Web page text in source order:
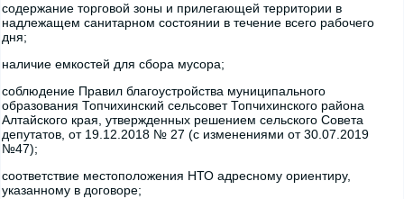
содержание торговой зоны и прилегающей территории в
надлежащем санитарном состоянии в течение всего рабочего
дня;
наличие емкостей для сбора мусора;
соблюдение Правил благоустройства муниципального
образования Топчихинский сельсовет Топчихинского района
Алтайского края, утвержденных решением сельского Совета
депутатов, от 19.12.2018 № 27 (с изменениями от 30.07.2019
№47);
соответствие местоположения НТО адресному ориентиру,
указанному в договоре;